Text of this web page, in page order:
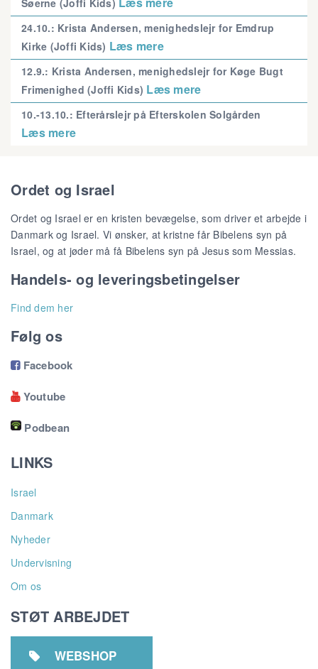
Søerne (Joffi Kids)
24.10.: Krista Andersen, menighedslejr for Emdrup
Kirke (Joffi Kids) Læs mere
12.9.: Krista Andersen, menighedslejr for Køge Bugt
Frimenighed (Joffi Kids) Læs mere
10.-13.10.: Efterårslejr på Efterskolen Solgården
Læs mere
Ordet og Israel
Ordet og Israel er en kristen bevægelse, som driver et arbejde i
Danmark og Israel. Vi ønsker, at kristne får Bibelens syn på
Israel, og at jøder må få Bibelens syn på Jesus som Messias.
Handels- og leveringsbetingelser
Find dem her
Følg os
Facebook
Youtube
Podbean
LINKS
Israel
Danmark
Nyheder
Undervisning
Om os
STØT ARBEJDET
 WEBSHOP